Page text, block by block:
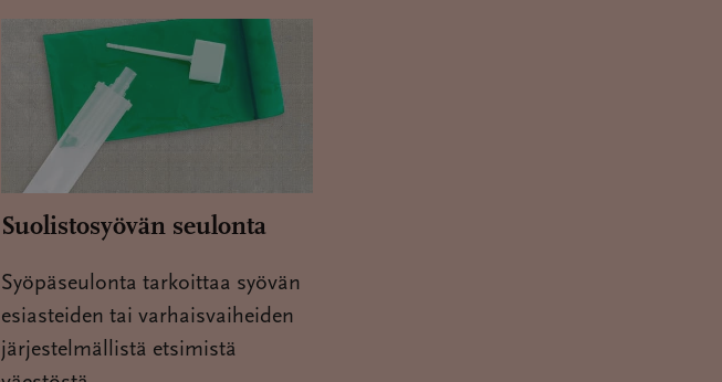
Suolistosyövän seulonta
Syöpäseulonta tarkoittaa syövän
esiasteiden tai varhaisvaiheiden
järjestelmällistä etsimistä